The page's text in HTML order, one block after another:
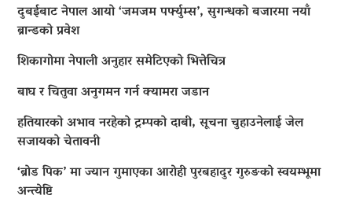
दुबईबाट नेपाल आयो ‘जमजम पर्फ्युम्स’, सुगन्धको बजारमा नयाँ
ब्रान्डको प्रवेश
शिकागोमा नेपाली अनुहार समेटिएको भित्तेचित्र
बाघ र चितुवा अनुगमन गर्न क्यामरा जडान
हतियारको अभाव नरहेको ट्रम्पको दाबी, सूचना चुहाउनेलाई जेल
सजायको चेतावनी
‘ब्रोड पिक’ मा ज्यान गुमाएका आराेही पुरबहादुर गुरुङको स्वयम्भूमा
अन्त्येष्टि